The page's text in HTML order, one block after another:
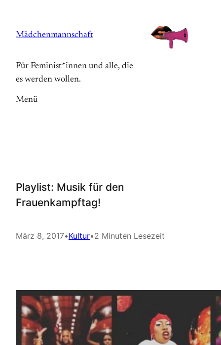
springen
Mädchenmannschaft
Für Feminist*innen und alle, die
es werden wollen.
Menü
Playlist: Musik für den
Frauenkampftag!
März 8, 2017•Kultur•2 Minuten Lesezeit